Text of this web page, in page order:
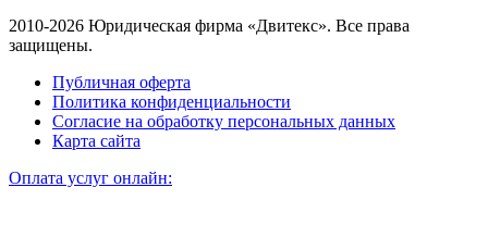
2010-2026 Юридическая фирма «Двитекс». Все права
защищены.
Публичная оферта
Политика конфиденциальности
Согласие на обработку персональных данных
Карта сайта
Оплата услуг онлайн: